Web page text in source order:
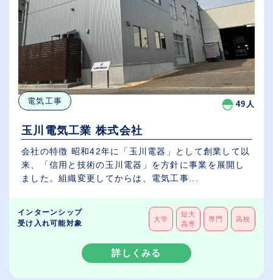
電気工事 49人
玉川電気工業 株式会社
会社の特徴 昭和42年に「玉川電器」として創業して以
来、「信用と技術の玉川電器」を方針に事業を展開し
ました。組織変更してからは、電気工事...
インターンシップ
受け入れ可能対象
大学
短大
高専
専門 高校
詳しくみる